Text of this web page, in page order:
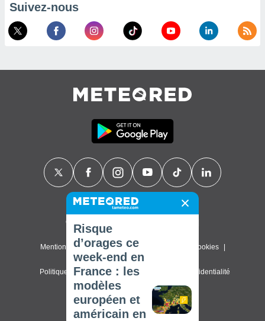
Suivez-nous
Contact
Mentions légales & Conditions d'utilisation Cookies
Politique de confidentialité Paramètres de confidentialité
© 2026 Meteored. Tous droits réservés
Risque
d’orages ce
week-end en
France : les
modèles
européen et
américain en